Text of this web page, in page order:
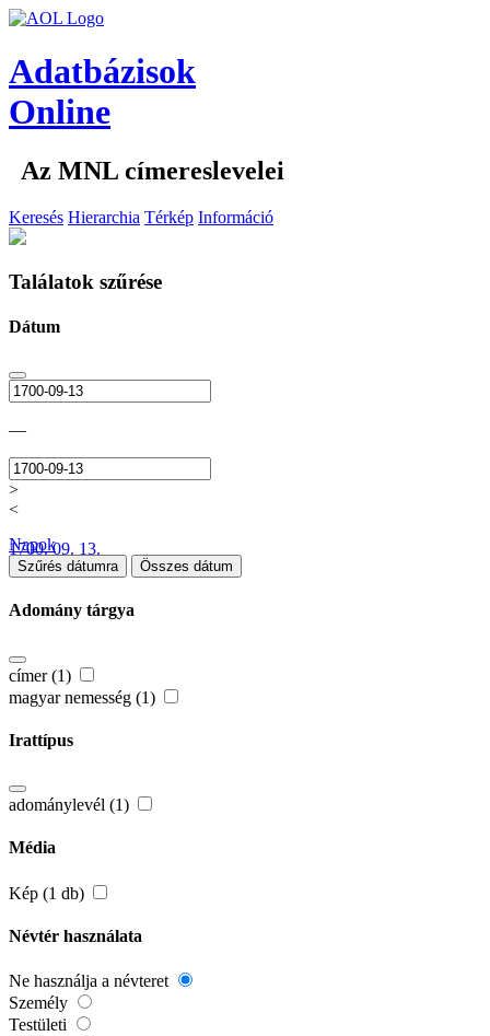
Adatbázisok
Online
Az MNL címereslevelei
Keresés Hierarchia Térkép Információ
Találatok szűrése
Dátum
—
>
<
1700. 09. 13.
Napok
Szűrés dátumra Összes dátum
Adomány tárgya
címer (1)
magyar nemesség (1)
Irattípus
adománylevél (1)
Média
Kép (1 db)
Névtér használata
Ne használja a névteret
Személy
Testületi